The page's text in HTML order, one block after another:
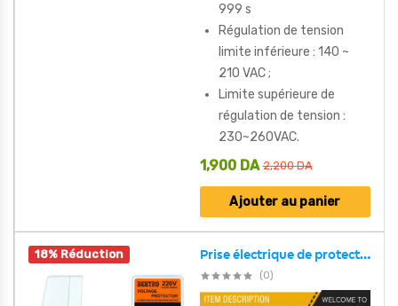
999 s
Régulation de tension
limite inférieure : 140 ~
210 VAC ;
Limite supérieure de
régulation de tension :
230~260VAC.
2,200DA
1,900 DA
Ajouter au panier
18% Réduction Prise électrique de protection 155-250V 20A BEETRO
(0)